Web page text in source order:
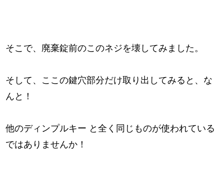
そこで、廃棄錠前のこのネジを壊してみました。
そして、ここの鍵穴部分だけ取り出してみると、な
んと！
他のディンプルキー と全く同じものが使われている
ではありませんか！